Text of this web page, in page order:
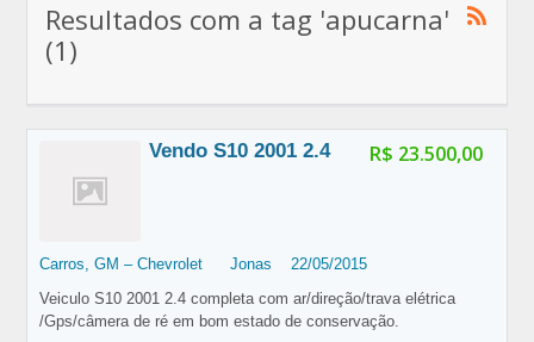
Resultados com a tag 'apucarna'
(1)
R$ 23.500,00
Vendo S10 2001 2.4
Carros, GM – Chevrolet Jonas
22/05/2015
Veiculo S10 2001 2.4 completa com ar/direção/trava elétrica
/Gps/câmera de ré em bom estado de conservação.